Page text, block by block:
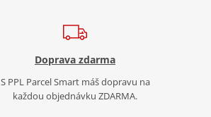
Doprava zdarma
S PPL Parcel Smart máš dopravu na
každou objednávku ZDARMA.